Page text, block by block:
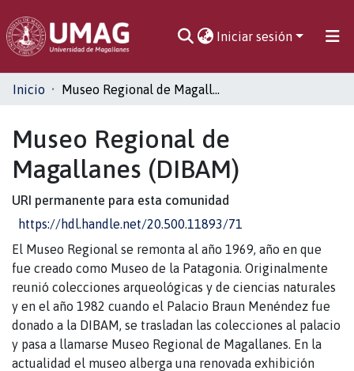
Iniciar sesión
Comunidades
Estadísticas
Inicio Museo Regional de Magallanes (DIBAM)
Museo Regional de
Magallanes (DIBAM)
URI permanente para esta comunidad
https://hdl.handle.net/20.500.11893/71
El Museo Regional se remonta al año 1969, año en que
fue creado como Museo de la Patagonia. Originalmente
reunió colecciones arqueológicas y de ciencias naturales
y en el año 1982 cuando el Palacio Braun Menéndez fue
donado a la DIBAM, se trasladan las colecciones al palacio
y pasa a llamarse Museo Regional de Magallanes. En la
actualidad el museo alberga una renovada exhibición